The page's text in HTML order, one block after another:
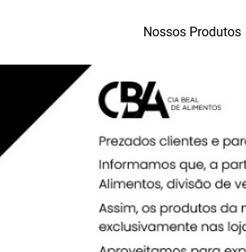
Nossos Produtos